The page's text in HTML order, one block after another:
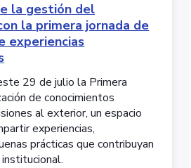
la gestión del
la primera jornada de
experiencias
29 de julio la Primera
de conocimientos
al exterior, un espacio
experiencias,
prácticas que contribuyan